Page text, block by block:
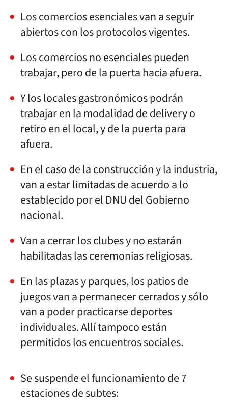
Los comercios esenciales van a seguir
abiertos con los protocolos vigentes.
Los comercios no esenciales pueden
trabajar, pero de la puerta hacia afuera.
Y los locales gastronómicos podrán
trabajar en la modalidad de delivery o
retiro en el local, y de la puerta para
afuera.
En el caso de la construcción y la industria,
van a estar limitadas de acuerdo a lo
establecido por el DNU del Gobierno
nacional.
Van a cerrar los clubes y no estarán
habilitadas las ceremonias religiosas.
En las plazas y parques, los patios de
juegos van a permanecer cerrados y sólo
van a poder practicarse deportes
individuales. Allí tampoco están
permitidos los encuentros sociales.
Se suspende el funcionamiento de 7
estaciones de subtes: